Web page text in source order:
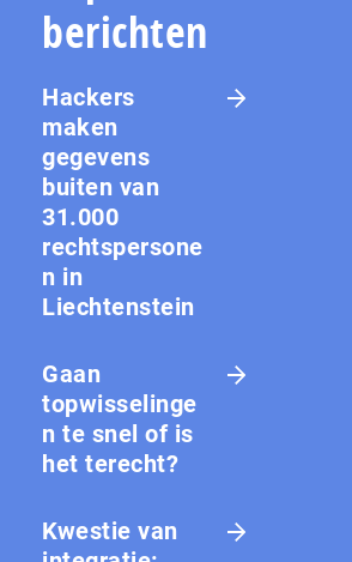
berichten
Hackers
maken
gegevens
buiten van
31.000
rechtspersone
n in
Liechtenstein
Gaan
topwisselinge
n te snel of is
het terecht?
Kwestie van